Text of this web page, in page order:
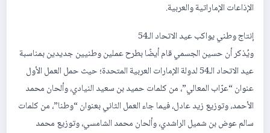
الإذاعات الإماراتية والعربية.
إنتاج وطني يواكب عيد الاتحاد الـ54
ويُذكر أن حسين الجسمي قام أيضًا بطرح عملين وطنيين جديدين بمناسبة
عيد الاتحاد الـ54 لدولة الإمارات العربية المتحدة؛ حيث حمل العمل الأول
عنوان “عرّاب المعالي”، من كلمات حميد بن سعيد النيادي، وألحان محمد
الأحمد، وتوزيع زيد عادل، فيما جاء العمل الثاني بعنوان “وطنا”، من كلمات
سالم عوض بن شميل الراشدي، وألحان محمد الشامسي، وتوزيع محمد